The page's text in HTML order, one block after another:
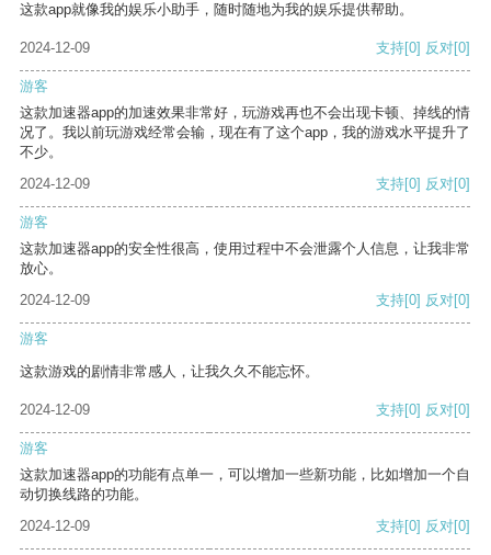
这款app就像我的娱乐小助手，随时随地为我的娱乐提供帮助。
2024-12-09 支持[0] 反对[0]
游客
这款加速器app的加速效果非常好，玩游戏再也不会出现卡顿、掉线的情
况了。我以前玩游戏经常会输，现在有了这个app，我的游戏水平提升了
不少。
2024-12-09
支持[0] 反对[0]
游客
这款加速器app的安全性很高，使用过程中不会泄露个人信息，让我非常
放心。
2024-12-09
支持[0] 反对[0]
游客
这款游戏的剧情非常感人，让我久久不能忘怀。
2024-12-09 支持[0] 反对[0]
游客
这款加速器app的功能有点单一，可以增加一些新功能，比如增加一个自
动切换线路的功能。
2024-12-09
支持[0] 反对[0]